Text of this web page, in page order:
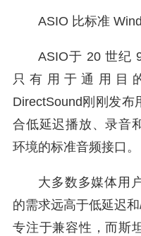
ASIO 比标准
ASIO于 20 世纪
只有用于通用目
DirectSound刚刚发布
合低延迟播放、录音
环境的标准音频接口。
大多数多媒体用
的需求远高于低延迟
专注于兼容性，而斯